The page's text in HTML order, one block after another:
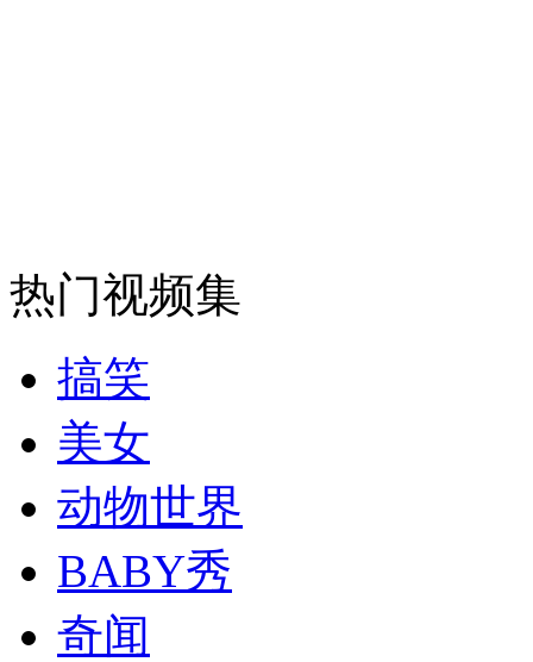
消防员救轻生者 花炮节热闹非凡
热门视频集
搞笑
美女
动物世界
BABY秀
奇闻